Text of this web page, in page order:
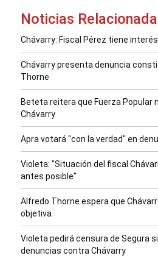
Noticias
Chávarry: Fiscal Pérez tiene
Chávarry presenta denuncia
Thorne
Beteta reitera que Fuerza Popular
Chávarry
Apra votará "con la verdad" en
Violeta: "Situación del fiscal
antes posible”
Alfredo Thorne espera que
objetiva
Violeta pedirá censura de Segura
denuncias contra Chávarry